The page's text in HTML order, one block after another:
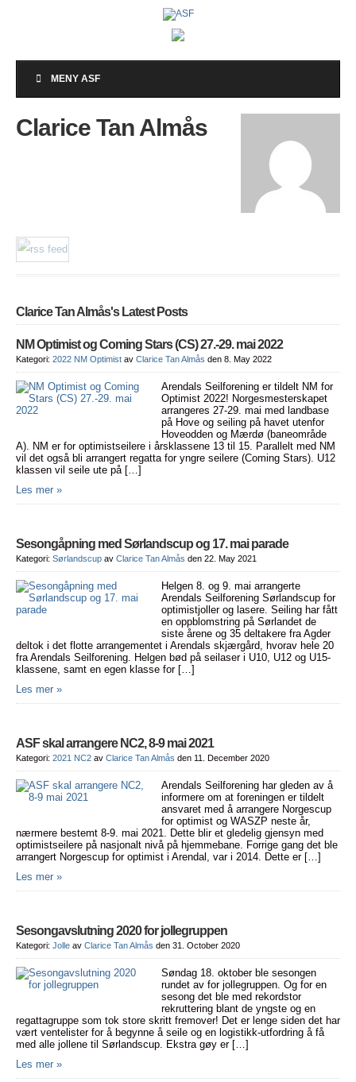
MENY ASF
Clarice Tan Almås
Clarice Tan Almås's Latest Posts
NM Optimist og Coming Stars (CS) 27.-29. mai 2022
Kategori: 2022 NM Optimist av Clarice Tan Almås den 8. May 2022
Arendals Seilforening er tildelt NM for
Optimist 2022! Norgesmesterskapet
arrangeres 27-29. mai med landbase
på Hove og seiling på havet utenfor
Hoveodden og Mærdø (baneområde
A). NM er for optimistseilere i årsklassene 13 til 15. Parallelt med NM
vil det også bli arrangert regatta for yngre seilere (Coming Stars). U12
klassen vil seile ute på […]
Les mer »
Sesongåpning med Sørlandscup og 17. mai parade
Kategori: Sørlandscup av Clarice Tan Almås den 22. May 2021
Helgen 8. og 9. mai arrangerte
Arendals Seilforening Sørlandscup for
optimistjoller og lasere. Seiling har fått
en oppblomstring på Sørlandet de
siste årene og 35 deltakere fra Agder
deltok i det flotte arrangementet i Arendals skjærgård, hvorav hele 20
fra Arendals Seilforening. Helgen bød på seilaser i U10, U12 og U15-
klassene, samt en egen klasse for […]
Les mer »
ASF skal arrangere NC2, 8-9 mai 2021
Kategori: 2021 NC2 av Clarice Tan Almås den 11. December 2020
Arendals Seilforening har gleden av å
informere om at foreningen er tildelt
ansvaret med å arrangere Norgescup
for optimist og WASZP neste år,
nærmere bestemt 8-9. mai 2021. Dette blir et gledelig gjensyn med
optimistseilere på nasjonalt nivå på hjemmebane. Forrige gang det ble
arrangert Norgescup for optimist i Arendal, var i 2014. Dette er […]
Les mer »
Sesongavslutning 2020 for jollegruppen
Kategori: Jolle av Clarice Tan Almås den 31. October 2020
Søndag 18. oktober ble sesongen
rundet av for jollegruppen. Og for en
sesong det ble med rekordstor
rekruttering blant de yngste og en
regattagruppe som tok store skritt fremover! Det er lenge siden det har
vært ventelister for å begynne å seile og en logistikk-utfordring å få
med alle jollene til Sørlandscup. Ekstra gøy er […]
Les mer »